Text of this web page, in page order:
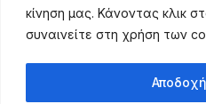
κίνηση μας. Κάνοντας κλικ
συναινείτε στη χρήση των
Χρήσιμες Σελίδες